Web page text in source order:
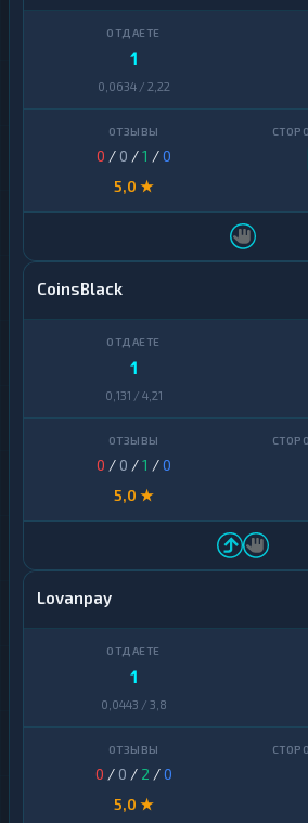
1
0,0634 / 2,22
0 / 0 /1 /0
5,0 ★
CoinsBlack
1
0,131 / 4,21
0 / 0 /1 /0
5,0 ★
Lovanpay
1
0,0443 / 3,8
0 / 0 / 2 /0
5,0 ★